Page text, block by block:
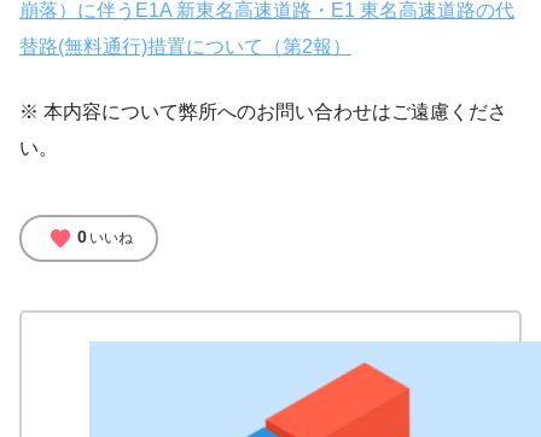
崩落）に伴うE1A 新東名高速道路・E1 東名高速道路の代
替路(無料通行)措置について（第2報）
※ 本内容について弊所へのお問い合わせはご遠慮くださ
い。
favorite 0 いいね